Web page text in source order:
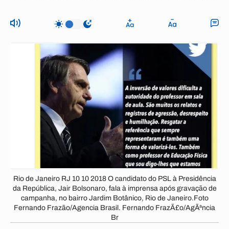
Rio de Janeiro RJ 10 10 2018 O candidato do PSL à Presidência
da República, Jair Bolsonaro, fala à imprensa após gravação de
campanha, no bairro Jardim Botânico, Rio de Janeiro.Foto
Fernando Frazão/Agencia Brasil. Fernando FrazÃ£o/AgÃªncia
Br